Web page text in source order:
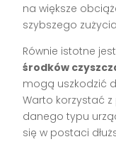
na większe
szybszego
Równie istotne jest
środków
mogą uszkodzić
Warto korzystać
danego typu
się w postaci